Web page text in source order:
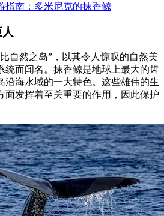
指南：多米尼克的抹香鲸
自然之岛”，以其令人惊叹的自然美
统而闻名。抹香鲸是地球上最大的齿
沿海水域的一大特色。这些雄伟的生
面发挥着至关重要的作用，因此保护